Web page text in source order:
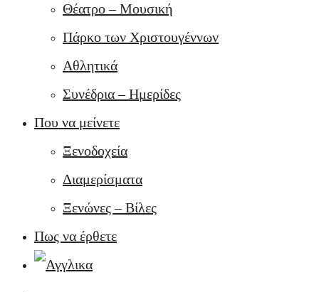
Θέατρο – Μουσική
Πάρκο των Χριστουγέννων
Αθλητικά
Συνέδρια – Ημερίδες
Που να μείνετε
Ξενοδοχεία
Διαμερίσματα
Ξενώνες – Βίλες
Πως να έρθετε